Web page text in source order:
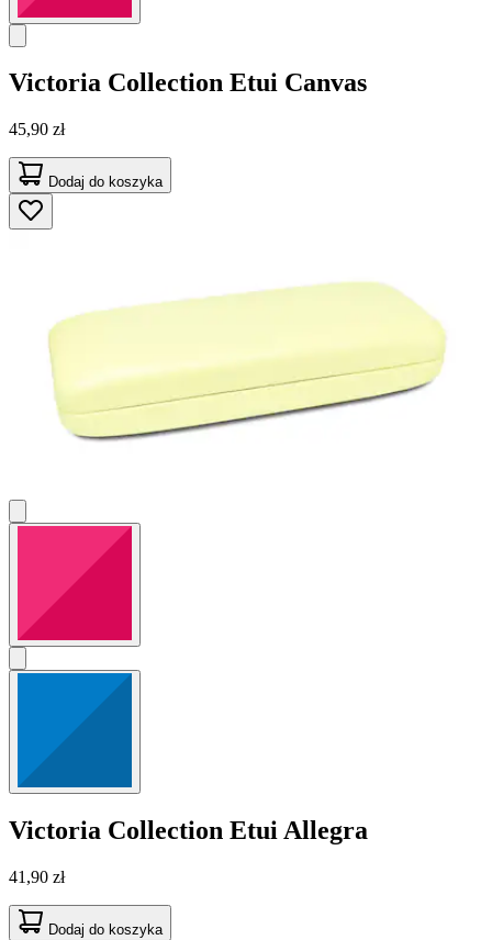
Victoria Collection Etui Canvas
45,90 zł
Dodaj do koszyka
Victoria Collection Etui Allegra
41,90 zł
Dodaj do koszyka